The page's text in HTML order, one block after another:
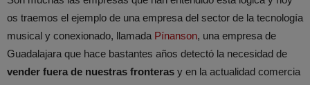
os traemos el ejemplo de una empresa del sector de la tecnología
musical y conexionado, llamada Pínanson, una empresa de
Guadalajara que hace bastantes años detectó la necesidad de
vender fuera de nuestras fronteras y en la actualidad comercia